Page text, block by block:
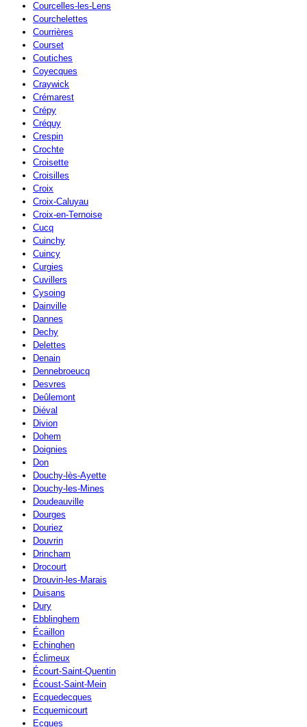
Courcelles-les-Lens
Courchelettes
Courrières
Courset
Coutiches
Coyecques
Craywick
Crémarest
Crépy
Créquy
Crespin
Crochte
Croisette
Croisilles
Croix
Croix-Caluyau
Croix-en-Ternoise
Cucq
Cuinchy
Cuincy
Curgies
Cuvillers
Cysoing
Dainville
Dannes
Dechy
Delettes
Denain
Dennebroeucq
Desvres
Deûlemont
Diéval
Divion
Dohem
Doignies
Don
Douchy-lès-Ayette
Douchy-les-Mines
Doudeauville
Dourges
Douriez
Douvrin
Drincham
Drocourt
Drouvin-les-Marais
Duisans
Dury
Ebblinghem
Écaillon
Echinghen
Éclimeux
Écourt-Saint-Quentin
Écoust-Saint-Mein
Ecquedecques
Ecquemicourt
Ecques